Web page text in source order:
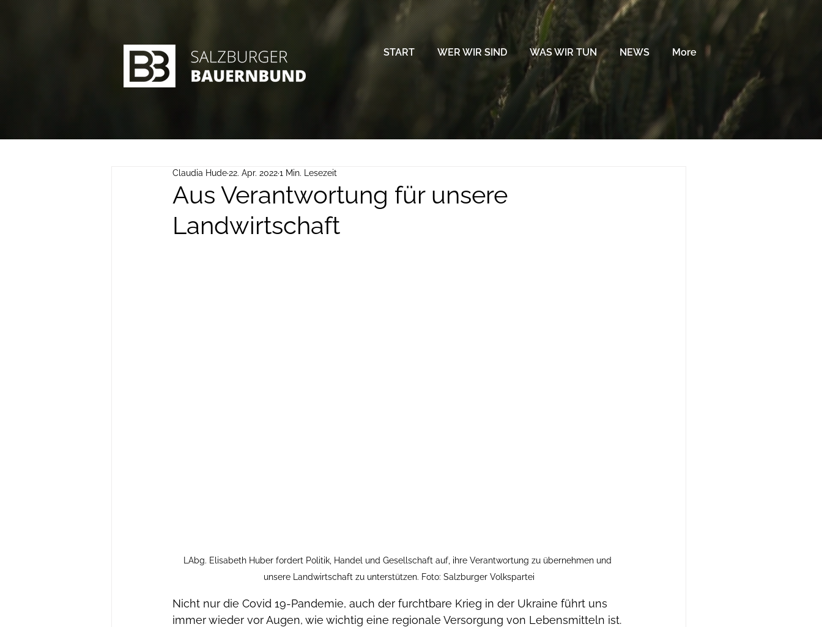
START WER WIR SIND WAS WIR TUN NEWS More
Aus Verantwortung für unsere
Landwirtschaft
Claudia Hude22. Apr. 20221 Min. Lesezeit
LAbg. Elisabeth Huber fordert Politik, Handel und Gesellschaft auf, ihre Verantwortung zu übernehmen und
unsere Landwirtschaft zu unterstützen. Foto: Salzburger Volkspartei
Nicht nur die Covid 19-Pandemie, auch der furchtbare Krieg in der Ukraine führt uns
immer wieder vor Augen, wie wichtig eine regionale Versorgung von Lebensmitteln ist.